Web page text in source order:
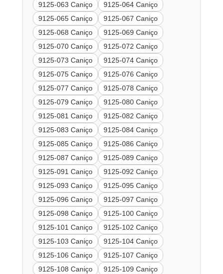
9125-063 Caniço
9125-064 Caniço
9125-065 Caniço
9125-067 Caniço
9125-068 Caniço
9125-069 Caniço
9125-070 Caniço
9125-072 Caniço
9125-073 Caniço
9125-074 Caniço
9125-075 Caniço
9125-076 Caniço
9125-077 Caniço
9125-078 Caniço
9125-079 Caniço
9125-080 Caniço
9125-081 Caniço
9125-082 Caniço
9125-083 Caniço
9125-084 Caniço
9125-085 Caniço
9125-086 Caniço
9125-087 Caniço
9125-089 Caniço
9125-091 Caniço
9125-092 Caniço
9125-093 Caniço
9125-095 Caniço
9125-096 Caniço
9125-097 Caniço
9125-098 Caniço
9125-100 Caniço
9125-101 Caniço
9125-102 Caniço
9125-103 Caniço
9125-104 Caniço
9125-106 Caniço
9125-107 Caniço
9125-108 Caniço
9125-109 Caniço